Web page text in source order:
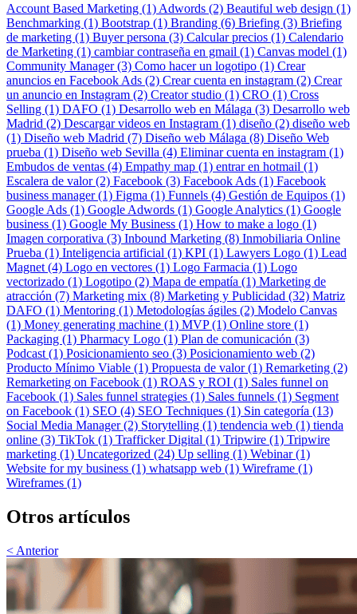
Account Based Marketing (1) Adwords (2) Beautiful web design (1)
Benchmarking (1) Bootstrap (1) Branding (6) Briefing (3) Briefing
de marketing (1) Buyer persona (3) Calcular precios (1) Calendario
de Marketing (1) cambiar contraseña en gmail (1) Canvas model (1)
Community Manager (3) Como hacer un logotipo (1) Crear
anuncios en Facebook Ads (2) Crear cuenta en instagram (2) Crear
un anuncio en Instagram (2) Creator studio (1) CRO (1) Cross
Selling (1) DAFO (1) Desarrollo web en Málaga (3) Desarrollo web
Madrid (2) Descargar videos en Instagram (1) diseño (2) diseño web
(1) Diseño web Madrid (7) Diseño web Málaga (8) Diseño Web
prueba (1) Diseño web Sevilla (4) Eliminar cuenta en instagram (1)
Embudos de ventas (4) Empathy map (1) entrar en hotmail (1)
Escalera de valor (2) Facebook (3) Facebook Ads (1) Facebook
business manager (1) Figma (1) Funnels (4) Gestión de Equipos (1)
Google Ads (1) Google Adwords (1) Google Analytics (1) Google
business (1) Google My Business (1) How to make a logo (1)
Imagen corporativa (3) Inbound Marketing (8) Inmobiliaria Online
Prueba (1) Inteligencia artificial (1) KPI (1) Lawyers Logo (1) Lead
Magnet (4) Logo en vectores (1) Logo Farmacia (1) Logo
vectorizado (1) Logotipo (2) Mapa de empatía (1) Marketing de
atracción (7) Marketing mix (8) Marketing y Publicidad (32) Matriz
DAFO (1) Mentoring (1) Metodologías ágiles (2) Modelo Canvas
(1) Money generating machine (1) MVP (1) Online store (1)
Packaging (1) Pharmacy Logo (1) Plan de comunicación (3)
Podcast (1) Posicionamiento seo (3) Posicionamiento web (2)
Producto Mínimo Viable (1) Propuesta de valor (1) Remarketing (2)
Remarketing on Facebook (1) ROAS y ROI (1) Sales funnel on
Facebook (1) Sales funnel strategies (1) Sales funnels (1) Segment
on Facebook (1) SEO (4) SEO Techniques (1) Sin categoría (13)
Social Media Manager (2) Storytelling (1) tendencia web (1) tienda
online (3) TikTok (1) Trafficker Digital (1) Tripwire (1) Tripwire
marketing (1) Uncategorized (24) Up selling (1) Webinar (1)
Website for my business (1) whatsapp web (1) Wireframe (1)
Wireframes (1)
Otros artículos
< Anterior